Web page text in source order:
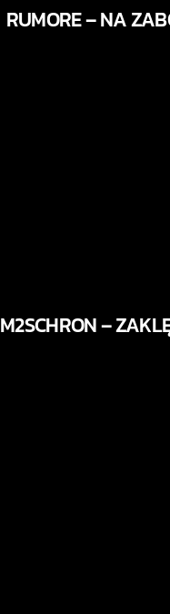
RUMORE – NA
M2SCHRON –